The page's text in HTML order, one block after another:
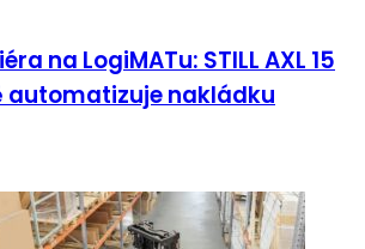
na LogiMATu: STILL AXL 15
automatizuje nakládku